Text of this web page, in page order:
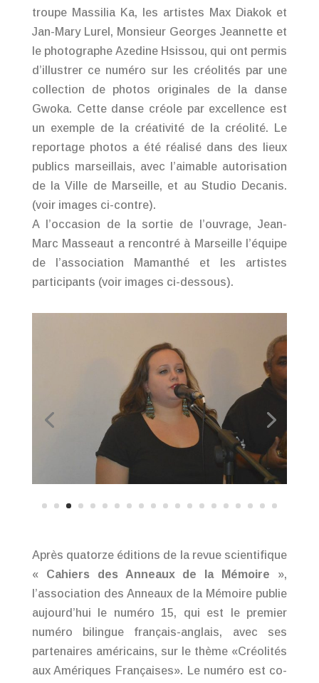
troupe Massilia Ka, les artistes Max Diakok et
Jan-Mary Lurel, Monsieur Georges Jeannette et
le photographe Azedine Hsissou, qui ont permis
d’illustrer ce numéro sur les créolités par une
collection de photos originales de la danse
Gwoka. Cette danse créole par excellence est
un exemple de la créativité de la créolité. Le
reportage photos a été réalisé dans des lieux
publics marseillais, avec l’aimable autorisation
de la Ville de Marseille, et au Studio Decanis.
(voir images ci-contre).
A l’occasion de la sortie de l’ouvrage, Jean-
Marc Masseaut a rencontré à Marseille l’équipe
de l’association Mamanthé et les artistes
participants (voir images ci-dessous).
Après quatorze éditions de la revue scientifique
« Cahiers des Anneaux de la Mémoire »,
l’association des Anneaux de la Mémoire publie
aujourd’hui le numéro 15, qui est le premier
numéro bilingue français-anglais, avec ses
partenaires américains, sur le thème «Créolités
aux Amériques Françaises». Le numéro est co-